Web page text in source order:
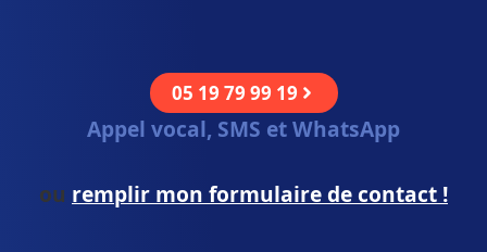
05 19 79 99 19
Appel vocal, SMS et WhatsApp
ou remplir mon formulaire de contact !